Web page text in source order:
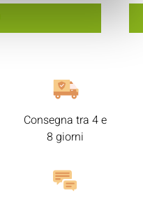
Consegna tra 4 e
8 giorni